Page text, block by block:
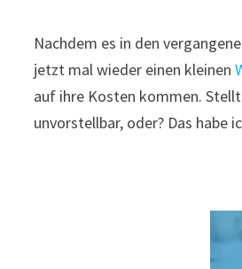
Nachdem es in den
jetzt mal wieder einen kleinen
auf ihre Kosten kommen.
unvorstellbar, oder? Das habe